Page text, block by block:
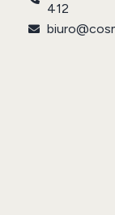
412